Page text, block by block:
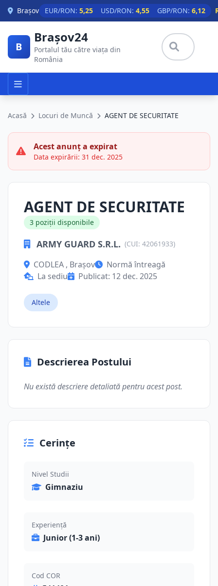
Skip to main content
Brașov EUR/RON: 5,25 USD/RON: 4,55 GBP/RON: 6,12
B
Brașov24
Portalul tău către viața din
România
Acasă Locuri de Muncă AGENT DE SECURITATE
Acest anunț a expirat
Data expirării: 31 dec. 2025
AGENT DE SECURITATE
3 poziții disponibile
ARMY GUARD S.R.L. (CUI: 42061933)
CODLEA , Brașov
Normă întreagă
La sediu
Publicat: 12 dec. 2025
Altele
Descrierea Postului
Nu există descriere detaliată pentru acest post.
Cerințe
Nivel Studii
Gimnaziu
Experiență
Junior (1-3 ani)
Cod COR